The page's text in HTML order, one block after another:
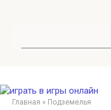
Главная » Подземелья